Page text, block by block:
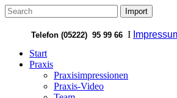
Telefon (05222) 95 99 66 I
Start
Praxis
Praxisimpressionen
Praxis-Video